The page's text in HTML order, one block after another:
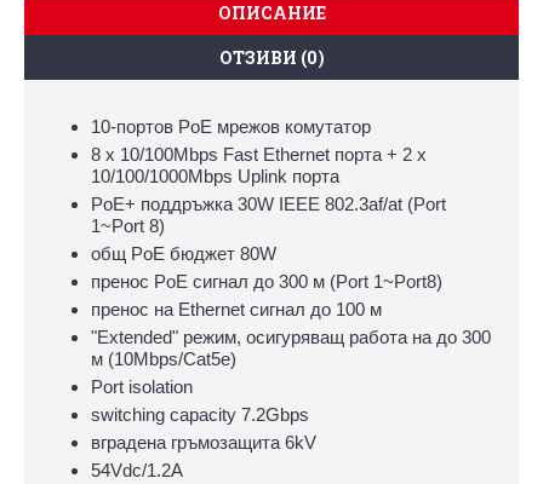
ОПИСАНИЕ
ОТЗИВИ (0)
10-портов PoE мрежов комутатор
8 х 10/100Mbps Fast Ethernet порта + 2 x
10/100/1000Mbps Uplink порта
PoE+ поддръжка 30W IEEE 802.3af/at (Port
1~Port 8)
общ PoE бюджет 80W
пренос PoE сигнал до 300 м (Port 1~Port8)
пренос на Ethernet сигнал до 100 м
"Extended" режим, осигуряващ работа на до 300
м (10Mbps/Cat5e)
Port isolation
switching capacity 7.2Gbps
вградена гръмозащита 6kV
54Vdc/1.2A